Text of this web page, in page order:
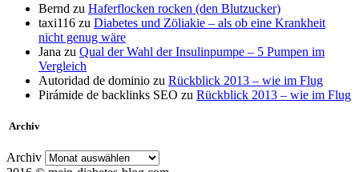
Bernd zu Haferflocken rocken (den Blutzucker)
taxi116 zu Diabetes und Zöliakie – als ob eine Krankheit
nicht genug wäre
Jana zu Qual der Wahl der Insulinpumpe – 5 Pumpen im
Vergleich
Autoridad de dominio zu Rückblick 2013 – wie im Flug
Pirámide de backlinks SEO zu Rückblick 2013 – wie im Flug
Archiv
Archiv